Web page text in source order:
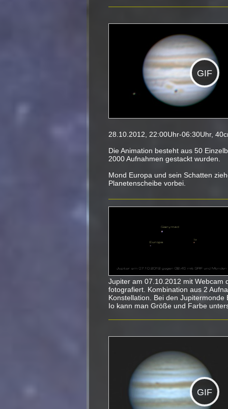
GIF
28.10.2012, 22:00Uhr-06:30Uhr,
Die Animation besteht aus 50
2000 Aufnahmen gestackt wurden.
Mond Europa und sein Schatten
Planetenscheibe vorbei.
Jupiter am 07.10.2012 mit Webcam
fotografiert. Kombination aus 2
Konstellation. Bei den Jupitermonde
Io kann man Größe und Farbe
GIF